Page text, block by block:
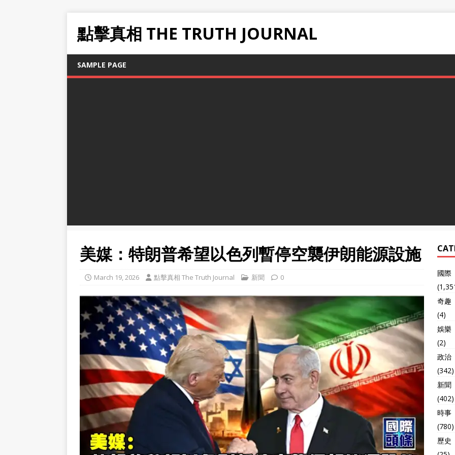
點擊真相 THE TRUTH JOURNAL
SAMPLE PAGE
美媒：特朗普希望以色列暫停空襲伊朗能源設施
March 19, 2026 點擊真相 The Truth Journal 新聞 0
國際
奇趣
(4)
娛樂
(2)
政治
(342)
新聞
(402)
時事
(780)
歷史